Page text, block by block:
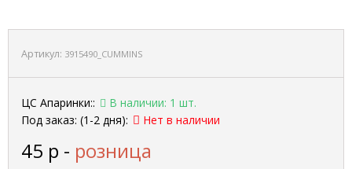
Артикул: 3915490_CUMMINS
ЦС Апаринки::
В наличии: 1 шт.
Под заказ: (1-2 дня):
Нет в наличии
45 р - розница